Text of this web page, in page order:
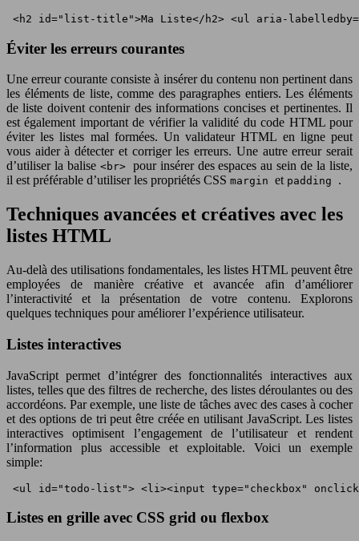
<h2 id="list-title">Ma Liste</h2> <ul aria-
Éviter les erreurs courantes
Une erreur courante consiste à insérer du contenu non pertinent dans
les éléments de liste, comme des paragraphes entiers. Les éléments
de liste doivent contenir des informations concises et pertinentes. Il
est également important de vérifier la validité du code HTML pour
éviter les listes mal formées. Un validateur HTML en ligne peut
vous aider à détecter et corriger les erreurs. Une autre erreur serait
d’utiliser la balise <br> pour insérer des espaces au sein de la liste,
il est préférable d’utiliser les propriétés CSS margin et padding .
Techniques avancées et créatives avec les
listes HTML
Au-delà des utilisations fondamentales, les listes HTML peuvent être
employées de manière créative et avancée afin d’améliorer
l’interactivité et la présentation de votre contenu. Explorons
quelques techniques pour améliorer l’expérience utilisateur.
Listes interactives
JavaScript permet d’intégrer des fonctionnalités interactives aux
listes, telles que des filtres de recherche, des listes déroulantes ou des
accordéons. Par exemple, une liste de tâches avec des cases à cocher
et des options de tri peut être créée en utilisant JavaScript. Les listes
interactives optimisent l’engagement de l’utilisateur et rendent
l’information plus accessible et exploitable. Voici un exemple
simple:
<ul id="todo-list"> <li><input type="checkbox"
Listes en grille avec CSS grid ou flexbox